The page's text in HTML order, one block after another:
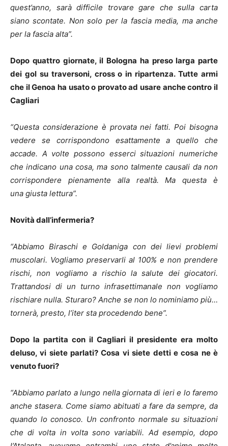
quest’anno, sarà difficile trovare gare che sulla carta
siano scontate. Non solo per la fascia media, ma anche
per la fascia alta”.
Dopo quattro giornate, il Bologna ha preso larga parte
dei gol su traversoni, cross o in ripartenza. Tutte armi
che il Genoa ha usato o provato ad usare anche contro il
Cagliari
“Questa considerazione è provata nei fatti. Poi bisogna
vedere se corrispondono esattamente a quello che
accade. A volte possono esserci situazioni numeriche
che indicano una cosa, ma sono talmente causali da non
corrispondere pienamente alla realtà. Ma questa è
una giusta lettura”.
Novità dall’infermeria?
“Abbiamo Biraschi e Goldaniga con dei lievi problemi
muscolari. Vogliamo preservarli al 100% e non prendere
rischi, non vogliamo a rischio la salute dei giocatori.
Trattandosi di un turno infrasettimanale non vogliamo
rischiare nulla. Sturaro? Anche se non lo nominiamo più…
tornerà, presto, l’iter sta procedendo bene”.
Dopo la partita con il Cagliari il presidente era molto
deluso, vi siete parlati? Cosa vi siete detti e cosa ne è
venuto fuori?
“Abbiamo parlato a lungo nella giornata di ieri e lo faremo
anche stasera. Come siamo abituati a fare da sempre, da
quando lo conosco. Un confronto normale su situazioni
che di volta in volta sono variabili. Ad esempio, dopo